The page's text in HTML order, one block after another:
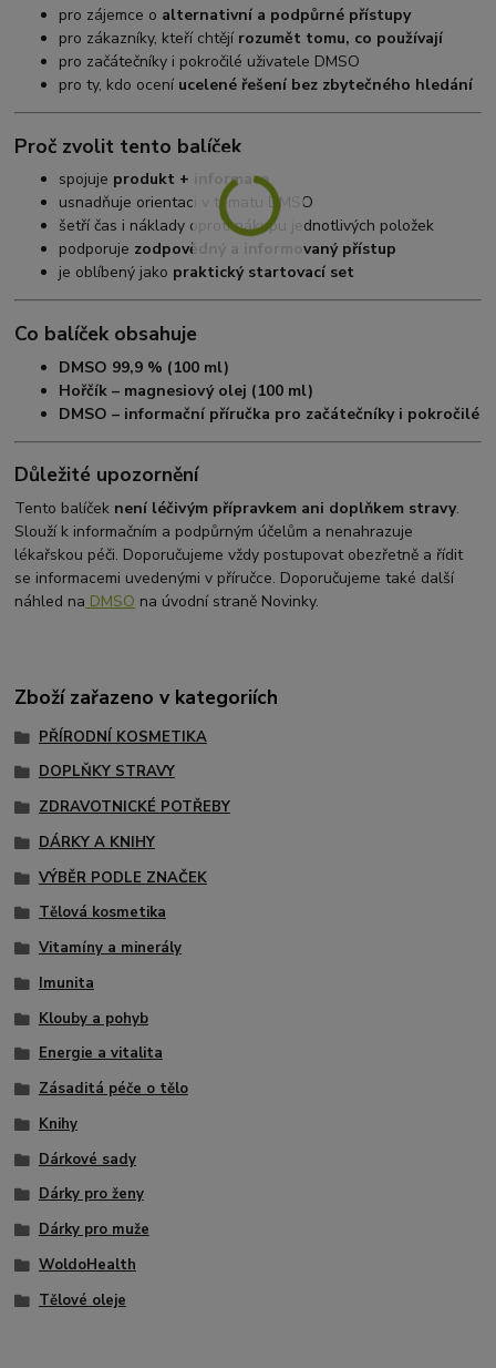
pro zájemce o alternativní a podpůrné přístupy
pro zákazníky, kteří chtějí rozumět tomu, co používají
pro začátečníky i pokročilé uživatele DMSO
pro ty, kdo ocení ucelené řešení bez zbytečného hledání
Proč zvolit tento balíček
spojuje produkt + informace
usnadňuje orientaci v tématu DMSO
šetří čas i náklady oproti nákupu jednotlivých položek
podporuje zodpovědný a informovaný přístup
je oblíbený jako praktický startovací set
Co balíček obsahuje
DMSO 99,9 % (100 ml)
Hořčík – magnesiový olej (100 ml)
DMSO – informační příručka pro začátečníky i pokročilé
Důležité upozornění
Tento balíček není léčivým přípravkem ani doplňkem stravy.
Slouží k informačním a podpůrným účelům a nenahrazuje
lékařskou péči. Doporučujeme vždy postupovat obezřetně a řídit
se informacemi uvedenými v příručce. Doporučujeme také další
náhled na DMSO na úvodní straně Novinky.
Zboží zařazeno v kategoriích
PŘÍRODNÍ KOSMETIKA
DOPLŇKY STRAVY
ZDRAVOTNICKÉ POTŘEBY
DÁRKY A KNIHY
VÝBĚR PODLE ZNAČEK
Tělová kosmetika
Vitamíny a minerály
Imunita
Klouby a pohyb
Energie a vitalita
Zásaditá péče o tělo
Knihy
Dárkové sady
Dárky pro ženy
Dárky pro muže
WoldoHealth
Tělové oleje